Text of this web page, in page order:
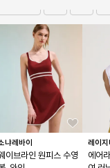
냐레바이
이브라인 원피스 수영
레이
에어